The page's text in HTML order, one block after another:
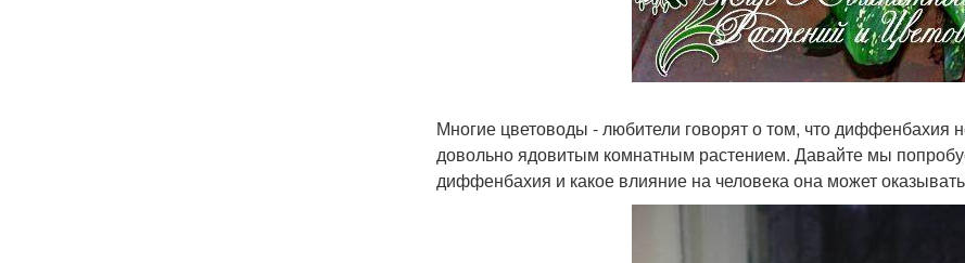
Многие цветоводы - любители говорят о том, что диффенбахия
довольно ядовитым комнатным растением. Давайте мы
диффенбахия и какое влияние на человека она может